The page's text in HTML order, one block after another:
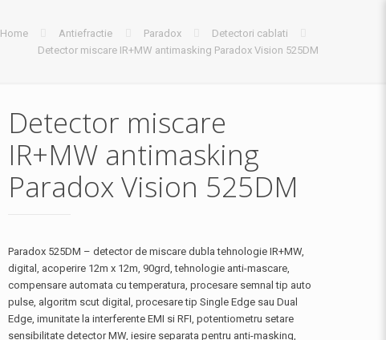
Home Antiefractie Paradox
Detectori cablati
Detector miscare IR+MW antimasking Paradox Vision 525DM
Detector miscare
IR+MW antimasking
Paradox Vision 525DM
Paradox 525DM – detector de miscare dubla tehnologie IR+MW,
digital, acoperire 12m x 12m, 90grd, tehnologie anti-mascare,
compensare automata cu temperatura, procesare semnal tip auto
pulse, algoritm scut digital, procesare tip Single Edge sau Dual
Edge, imunitate la interferente EMI si RFI, potentiometru setare
sensibilitate detector MW, iesire separata pentru anti-masking,